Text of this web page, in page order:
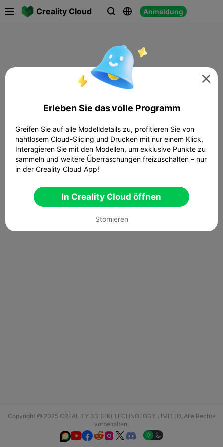
Creality Cloud   Anmeldung
Copyright © 2025 CREALITY 3D (HK) TECHNOLOGY LIMITED. Alle Rechte
vorbehalten.
  

Erleben Sie das volle Programm
Greifen Sie auf alle Modelldetails zu, profitieren Sie von
nahtlosem Cloud-Slicing und Drucken mit nur einem Klick.
Interagieren Sie mit den Modellen, um exklusive Punkte zu
sammeln und weitere Überraschungen freizuschalten – nur
in der Creality Cloud App!
In Creality Cloud öffnen
Stornieren